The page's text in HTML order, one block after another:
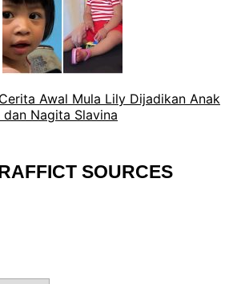
Awal Mula Lily Dijadikan Anak
Nagita Slavina
SOURCES